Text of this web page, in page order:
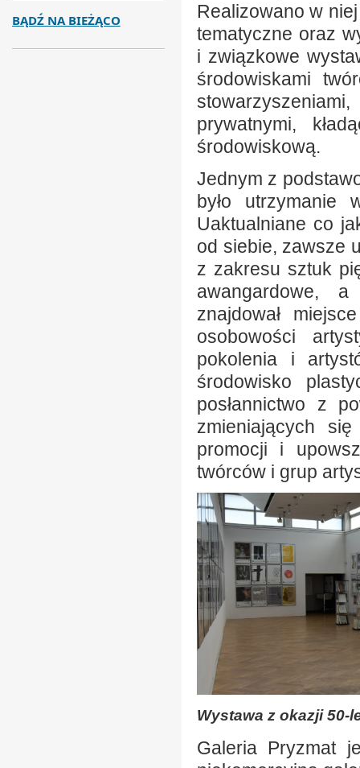
Realizowano w
tematyczne oraz
i związkowe
środowiskami
prywatnymi,
środowiskową.
Jednym z
było utrzymanie
Uaktualniane co
od siebie, zawsze
z zakresu sztuk
awangardowe,
znajdował
osobowości
pokolenia i
środowisko
posłannictwo z
zmieniających
promocji i
twórców i grup
Wystawa z okazji 50-
Galeria Pryzmat
BĄDŹ NA BIEŻĄCO